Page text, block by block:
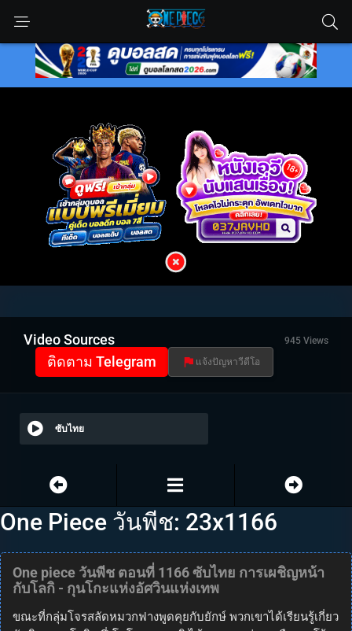
Video Sources 945 Views
ติดตาม Telegram แจ้งปัญหาวีดีโอ
ซับไทย
One Piece วันพีช: 23x1166
One piece วันพีช ตอนที่ 1166 ซับไทย การเผชิญหน้า
กับโลกิ - กุนโกะแห่งอัศวินแห่งเทพ
ขณะที่กลุ่มโจรสลัดหมวกฟางพูดคุยกับยักษ์ พวกเขาได้เรียนรู้เกี่ยว